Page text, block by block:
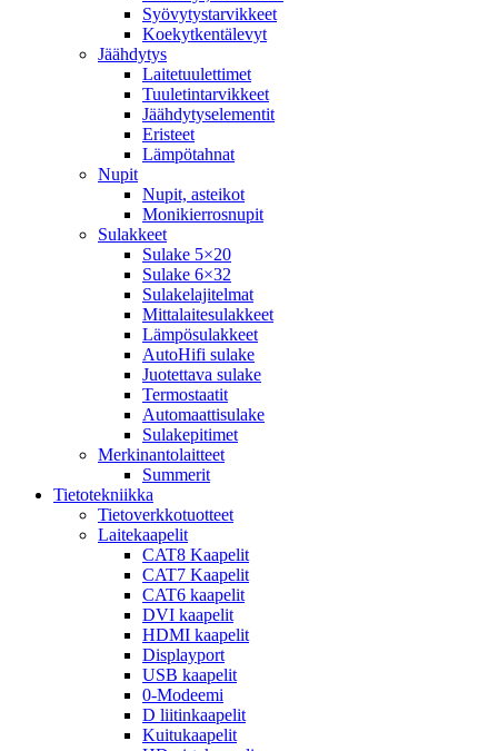
Syövytystarvikkeet
Koekytkentälevyt
Jäähdytys
Laitetuulettimet
Tuuletintarvikkeet
Jäähdytyselementit
Eristeet
Lämpötahnat
Nupit
Nupit, asteikot
Monikierrosnupit
Sulakkeet
Sulake 5×20
Sulake 6×32
Sulakelajitelmat
Mittalaitesulakkeet
Lämpösulakkeet
AutoHifi sulake
Juotettava sulake
Termostaatit
Automaattisulake
Sulakepitimet
Merkinantolaitteet
Summerit
Tietotekniikka
Tietoverkkotuotteet
Laitekaapelit
CAT8 Kaapelit
CAT7 Kaapelit
CAT6 kaapelit
DVI kaapelit
HDMI kaapelit
Displayport
USB kaapelit
0-Modeemi
D liitinkaapelit
Kuitukaapelit